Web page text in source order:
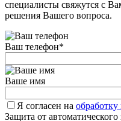
специалисты свяжутся с
решения Вашего вопроса.
Ваш телефон*
Ваше имя
Я согласен на
Защита от автоматического